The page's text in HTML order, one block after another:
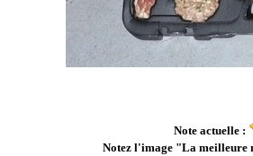
Note actuelle :
Notez l'image "La meilleure